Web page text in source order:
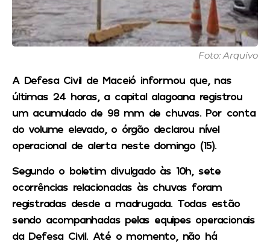
Foto: Arquivo
A Defesa Civil de Maceió informou que, nas
últimas 24 horas, a capital alagoana registrou
um acumulado de 98 mm de chuvas. Por conta
do volume elevado, o órgão declarou nível
operacional de alerta neste domingo (15).
Segundo o boletim divulgado às 10h, sete
ocorrências relacionadas às chuvas foram
registradas desde a madrugada. Todas estão
sendo acompanhadas pelas equipes operacionais
da Defesa Civil. Até o momento, não há